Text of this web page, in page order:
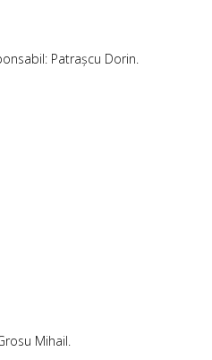
Patrașcu Dorin.
Mihail.